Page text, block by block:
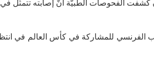
الفرنسي للمشاركة في كأس العالم في